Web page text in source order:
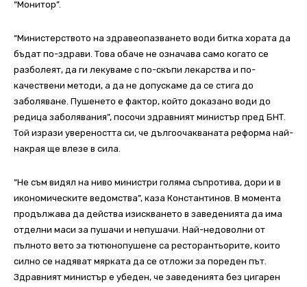
“Монитор”.
“Министерството на здравеопазването води битка хората да
бъдат по-здрави. Това обаче не означава само когато се
разболеят, да ги лекуваме с по-скъпи лекарства и по-
качествени методи, а да не допускаме да се стига до
заболяване. Пушенето е фактор, който доказано води до
редица заболявания”, посочи здравният министър пред БНТ.
Той изрази увереността си, че дългоочакваната реформа най-
накрая ще влезе в сила.
“Не съм видял на ниво министри голяма съпротива, дори и в
икономическите ведомства”, каза Константинов. В момента
продължава да действа изискването в заведенията да има
отделни маси за пушачи и непушачи. Най-недоволни от
пълното вето за тютюнопушене са ресторантьорите, които
силно се надяват мярката да се отложи за пореден път.
Здравният министър е убеден, че заведенията без цигарен